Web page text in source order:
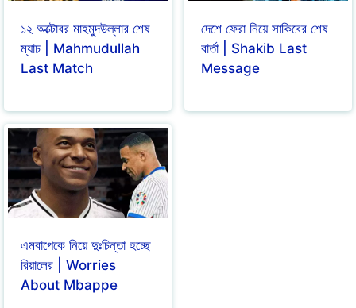
১২ অক্টোবর মাহমুদউল্লার শেষ
ম্যাচ | Mahmudullah
Last Match
দেশে ফেরা নিয়ে সাকিবের শেষ
বার্তা | Shakib Last
Message
এমবাপেকে নিয়ে দুঃচিন্তা হচ্ছে
রিয়ালের | Worries
About Mbappe